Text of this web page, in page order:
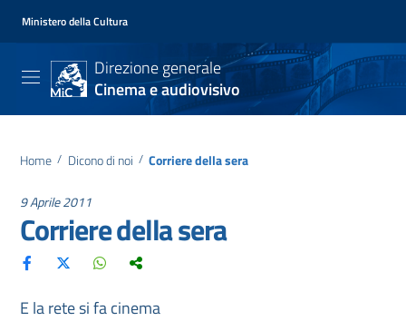
Ministero della Cultura
Direzione generale
Cinema e audiovisivo
Home / Dicono di noi / Corriere della sera
9 Aprile 2011
Corriere della sera
E la rete si fa cinema